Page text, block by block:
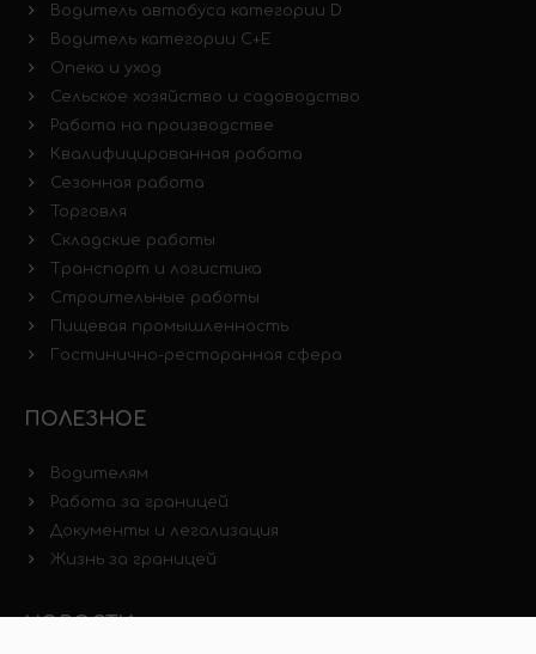
Водитель автобуса категории D
Водитель категории C+E
Опека и уход
Сельское хозяйство и садоводство
Работа на производстве
Квалифицированная работа
Сезонная работа
Торговля
Складские работы
Транспорт и логистика
Строительные работы
Пищевая промышленность
Гостинично-ресторанная сфера
ПОЛЕЗНОЕ
Водителям
Работа за границей
Документы и легализация
Жизнь за границей
НОВОСТИ